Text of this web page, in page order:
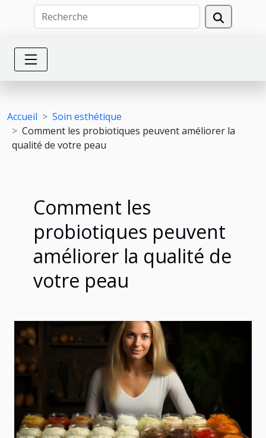
Accueil
Soin esthétique
Comment les probiotiques peuvent améliorer la
qualité de votre peau
Comment les
probiotiques peuvent
améliorer la qualité de
votre peau